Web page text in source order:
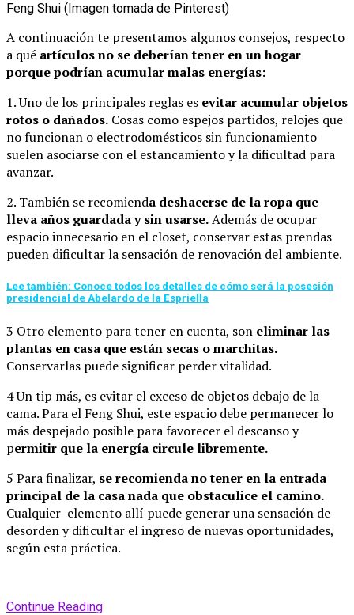
Feng Shui (Imagen tomada de Pinterest)
A continuación te presentamos algunos consejos, respecto
a qué artículos no se deberían tener en un hogar
porque podrían acumular malas energías:
1. Uno de los principales reglas es evitar acumular objetos
rotos o dañados. Cosas como espejos partidos, relojes que
no funcionan o electrodomésticos sin funcionamiento
suelen asociarse con el estancamiento y la dificultad para
avanzar.
2. También se recomienda deshacerse de la ropa que
lleva años guardada y sin usarse.Además de ocupar
espacio innecesario en el closet, conservar estas prendas
pueden dificultar la sensación de renovación del ambiente.
Lee también: Conoce todos los detalles de cómo será la posesión
presidencial de Abelardo de la Espriella
3 Otro elemento para tener en cuenta, son eliminar las
plantas en casa que están secas o marchitas.
Conservarlas puede significar perder vitalidad.
4 Un tip más, es evitar el exceso de objetos debajo de la
cama. Para el Feng Shui, este espacio debe permanecer lo
más despejado posible para favorecer el descanso y
permitir que la energía circule libremente.
5 Para finalizar, se recomienda no tener en la entrada
principal de la casa nada que obstaculice el camino.
Cualquier elemento allí puede generar una sensación de
desorden y dificultar el ingreso de nuevas oportunidades,
según esta práctica.
Continue Reading